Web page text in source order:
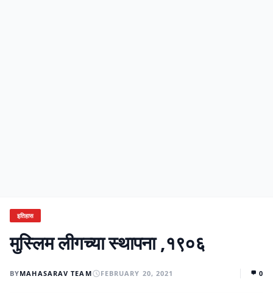
इतिहास
मुस्लिम लीगच्या स्थापना ,१९०६
BYMAHASARAV TEAM FEBRUARY 20, 2021 0